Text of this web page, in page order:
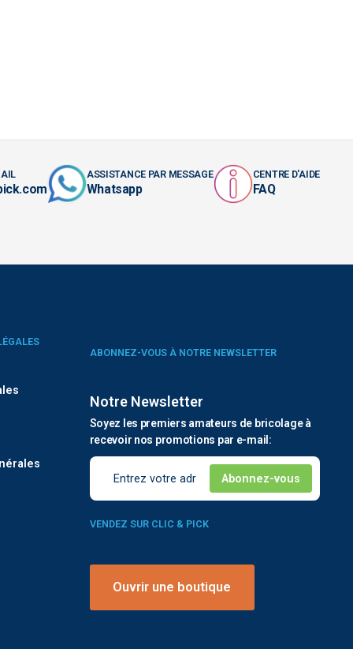
ASSISTANCE PAR MESSAGE
Whatsapp
CENTRE D'AIDE
FAQ
ABONNEZ-VOUS À NOTRE NEWSLETTER
Notre Newsletter
Soyez les premiers amateurs de bricolage à
recevoir nos promotions par e-mail:
VENDEZ SUR CLIC & PICK
Ouvrir une boutique